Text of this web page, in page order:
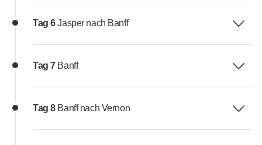
Tag 6Jasper nach Banff
Tag 7 Banff
Tag 8 Banff nach Vernon